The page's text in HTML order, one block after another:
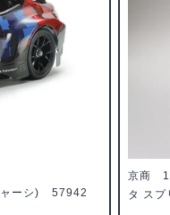
ーシ) 57942
京商 1/
タ ス